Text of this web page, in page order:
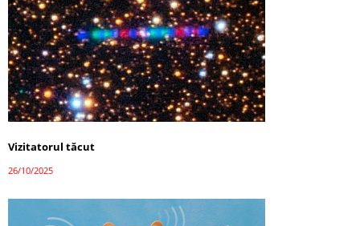
Vizitatorul tăcut
26/10/2025